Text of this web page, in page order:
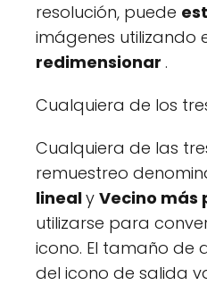
resolución, puede
imágenes utilizando
redimensionar .
Cualquiera de los
Cualquiera de las
remuestreo
linealy Vecino más
utilizarse para
icono. El tamaño de
del icono de salida